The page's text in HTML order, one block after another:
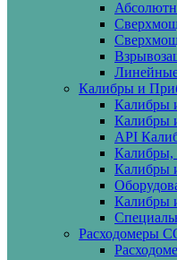
Калибры и
Калибры
Калибры
API
Калибры,
Калибры
Калибры
Расходомеры